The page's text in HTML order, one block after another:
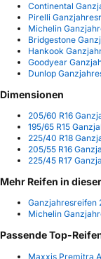
Continental
Pirelli
Michelin
Bridgestone
Hankook
Goodyear
Dunlop
Dimensionen
205/60 R16
195/65 R15
225/40 R18
205/55 R16
225/45 R17
Mehr Reifen in
Ganzjahresreifen
Michelin
Passende Top-
Maxxis Premitra